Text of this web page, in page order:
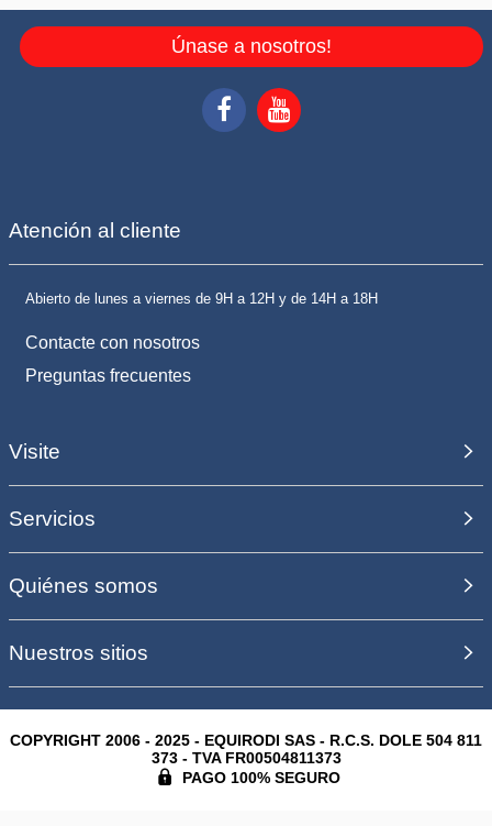
Únase a nosotros!
Atención al cliente
Abierto de lunes a viernes de 9H a 12H y de 14H a 18H
Contacte con nosotros
Preguntas frecuentes
Visite
Servicios
Quiénes somos
Nuestros sitios
COPYRIGHT 2006 - 2025 - EQUIRODI SAS - R.C.S. DOLE 504 811
373 - TVA FR00504811373
PAGO 100% SEGURO